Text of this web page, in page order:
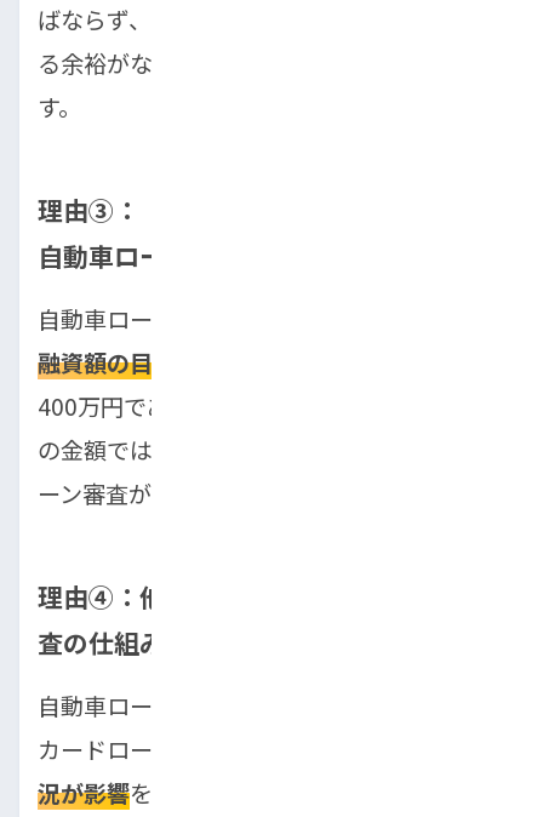
ばならず、車を購入するための資金を捻出す
る余裕がなくなるケースが多くなっていま
す。
理由③：「年収の半分」が目安？厳しい
自動車ローンの現実
自動車ローン審査では一般的に
融資額の目安
400万円であれば200万円が目安ですが、こ
の金額では新車購入は難しいことが多く、ロ
ーン審査が厳しい現実があります。
理由④：他の借り入れが影響？ローン審
査の仕組み
自動車ローン審査においては、住宅ローンや
カードローン、キャッシングなど
況が影響を与えます。既存の借入がある場